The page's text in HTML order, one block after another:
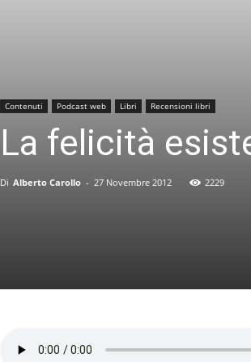
Contenuti Podcast web Libri Recensioni libri
La felicità
Di Alberto Carollo - 27 Novembre 2012 2229